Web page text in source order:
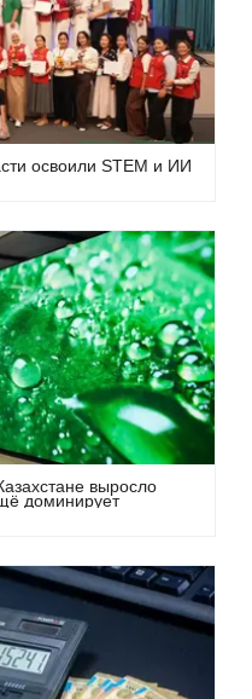
освоили STEM и ИИ
выросло
доминирует